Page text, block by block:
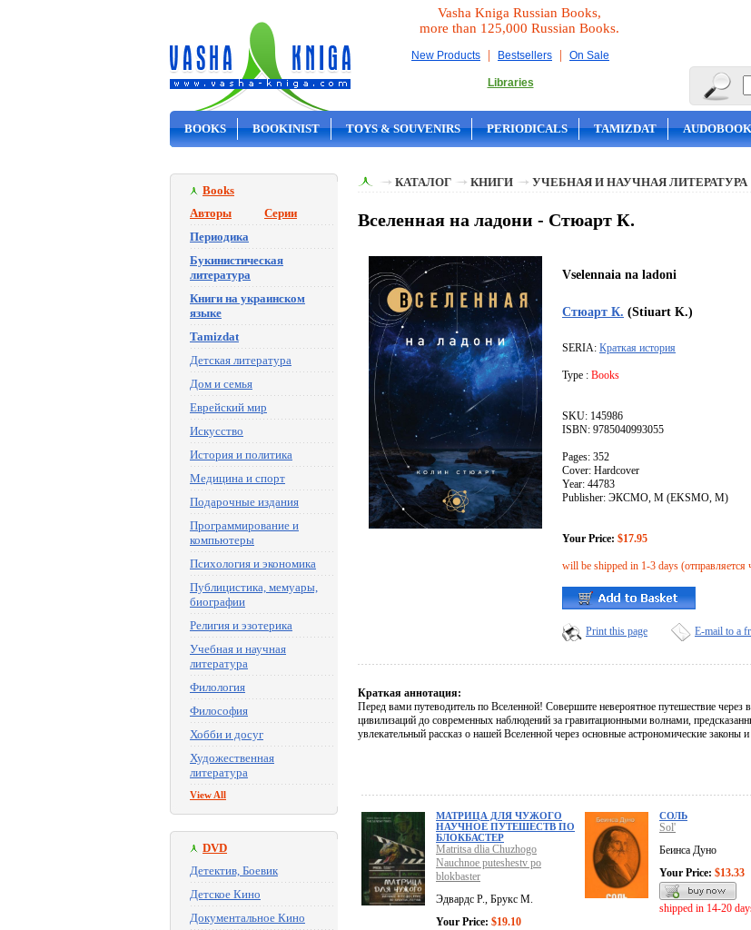
Vasha Kniga Russian Books,
more than 125,000 Russian Books.
New Products | Bestsellers | On Sale
Libraries
BOOKS BOOKINIST TOYS & SOUVENIRS PERIODICALS TAMIZDAT
Books
Авторы
Серии
Периодика
Букинистическая
литература
Книги на украинском
языке
Tamizdat
Детская литература
Дом и семья
Еврейский мир
Искусство
История и политика
Медицина и спорт
Подарочные издания
Программирование и
компьютеры
Психология и экономика
Публицистика, мемуары,
биографии
Религия и эзотерика
Учебная и научная
литература
Филология
Философия
Хобби и досуг
Художественная
литература
View All
DVD
Детектив, Боевик
Детское Кино
Документальное Кино
КАТАЛОГ КНИГИ УЧЕБНАЯ И НАУЧНАЯ ЛИТЕРАТУРА
Вселенная на ладони - Стюарт К.
Vselennaia na ladoni
Стюарт К. (Stiuart K.)
SERIA: Краткая история
Type : Books
SKU: 145986
ISBN: 9785040993055
Pages: 352
Cover: Hardcover
Year: 44783
Publisher: ЭКСМО, М (EKSMO, M)
Your Price: $17.95
will be shipped in 1-3 days (отправляется
Print this page E-mail to a
Краткая аннотация:
Перед вами путеводитель по Вселенной! Совершите невероятное путешествие через
цивилизаций до современных наблюдений за гравитационными волнами,
увлекательный рассказ о нашей Вселенной через основные астрономические законы
МАТРИЦА ДЛЯ ЧУЖОГО
НАУЧНОЕ ПУТЕШЕСТВ ПО
БЛОКБАСТЕР
Matritsa dlia Chuzhogo
Nauchnoe puteshestv po
blokbaster
Эдвардс Р., Брукс М.
Your Price: $19.10
СОЛЬ
Sol'
Беинса Дуно
Your Price: $13.33
shipped in 14-20